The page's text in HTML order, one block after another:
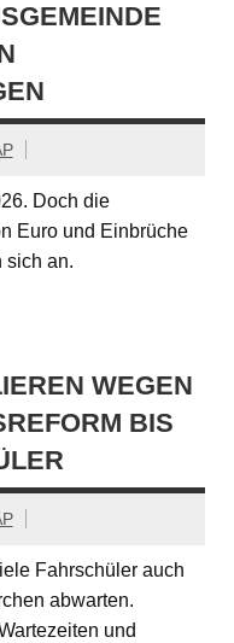
Doch die
Euro und Einbrüche
sich an.
WEGEN
BIS
Fahrschüler auch
abwarten.
und